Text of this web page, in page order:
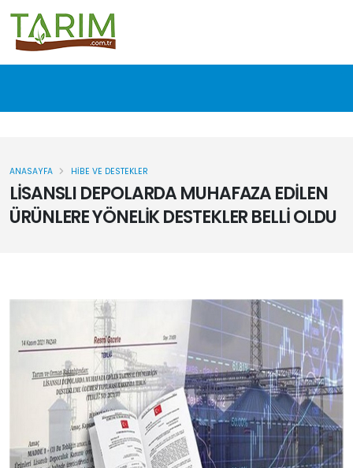
LİSANSLI DEPOLARDA MUHAFAZA EDİLEN
ÜRÜNLERE YÖNELİK DESTEKLER BELLİ OLDU
ANASAYFA HIBE VE DESTEKLER